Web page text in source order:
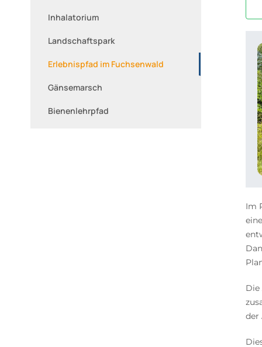
Im
der
Inhalatorium
Landschaftspark
Erlebnispfad im Fuchsenwald
Gänsemarsch
Bienenlehrpfad